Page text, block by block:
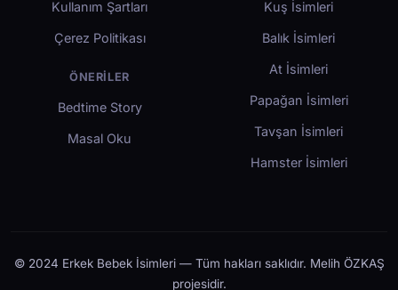
Kullanım Şartları
Çerez Politikası
ÖNERILER
Bedtime Story
Masal Oku
Kuş İsimleri
Balık İsimleri
At İsimleri
Papağan İsimleri
Tavşan İsimleri
Hamster İsimleri
© 2024 Erkek Bebek İsimleri — Tüm hakları saklıdır. Melih ÖZKAŞ
projesidir.